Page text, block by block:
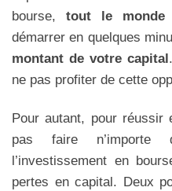
bourse, tout le
démarrer en quelques
montant de votre capital
ne pas profiter de cette
Pour autant, pour
pas faire n’importe
l’investissement en
pertes en capital. Deux